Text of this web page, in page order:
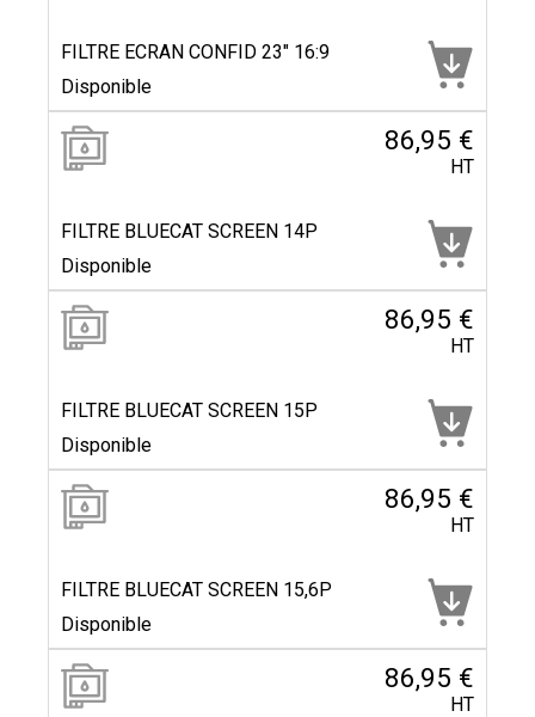
FILTRE ECRAN CONFID 23" 16:9
Disponible
86,95 €
HT
FILTRE BLUECAT SCREEN 14P
Disponible
86,95 €
HT
FILTRE BLUECAT SCREEN 15P
Disponible
86,95 €
HT
FILTRE BLUECAT SCREEN 15,6P
Disponible
86,95 €
HT